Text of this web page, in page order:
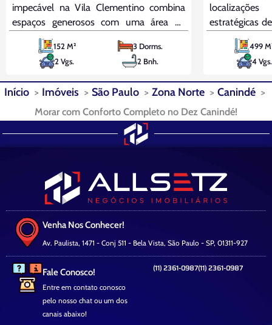
impecável na Vila Clementino combina
espaços generosos com uma área de
lazer extraordinária. O living para dois
ambientes é um convite à convivência,
enquanto a cozinha planejada e a
dependência completa de serviço
oferecem a máxima conveniência.
152 M²
3 Dorms.
2 Vgs.
2 Bnh.
estratégicas
imóvel
construída
está
Ipiranga. O
estrutura
499
4 Vgs.
Início Imóveis São Paulo Zona Norte Canindé
Morar com Conforto Completo no Dez Canindé!
Fale Conosco!
Entre em contato conosco
pelo nosso chat ou um dos
canais abaixo!
(11) 2361-0987(11) 2361-0987
Venha Nos Conhecer!
Av. Paulista, 1471 - Conj 511 - Bela Vista, São Paulo - SP, 01311-927